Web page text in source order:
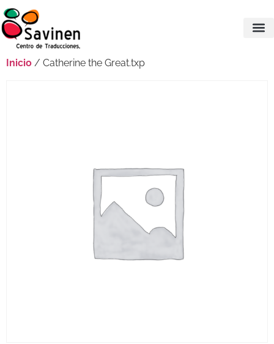
Inicio / Catherine the Great.txp